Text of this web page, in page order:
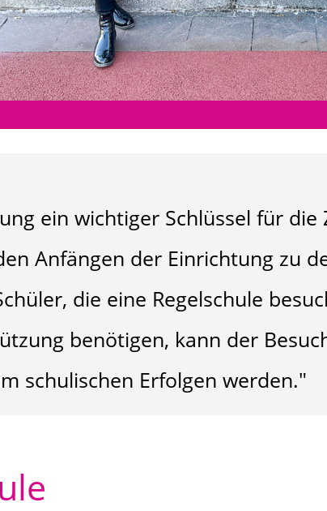
ein wichtiger Schlüssel für
Anfängen der Einrichtung zu
die eine Regelschule
benötigen, kann der
schulischen Erfolgen werden."